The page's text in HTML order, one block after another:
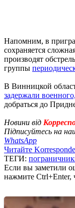
Напомним, в
сохраняется
производят
группы
В Винницкой
задержали военного,
добраться до
Новини від
Підписуйтесь на
WhatsApp
Читайте
ТЕГИ:
Если вы заметили
нажмите Ctrl+Enter,